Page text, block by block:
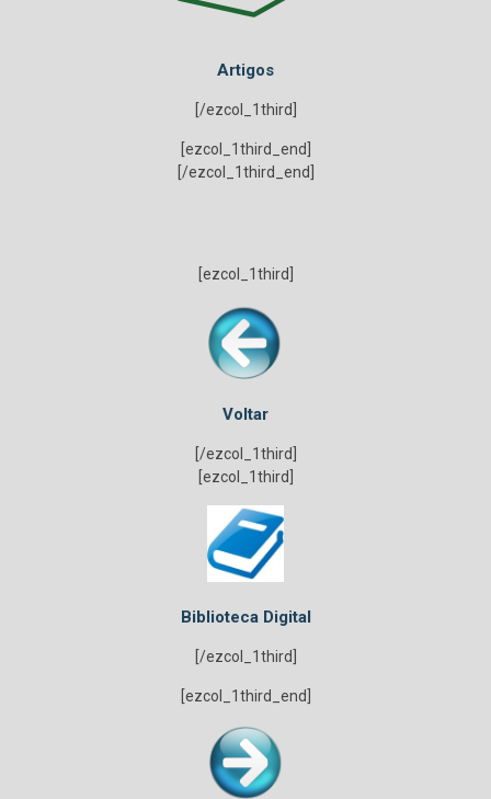
Artigos
[/ezcol_1third]
[ezcol_1third_end]
[/ezcol_1third_end]
[ezcol_1third]
Voltar
[/ezcol_1third]
[ezcol_1third]
Biblioteca Digital
[/ezcol_1third]
[ezcol_1third_end]